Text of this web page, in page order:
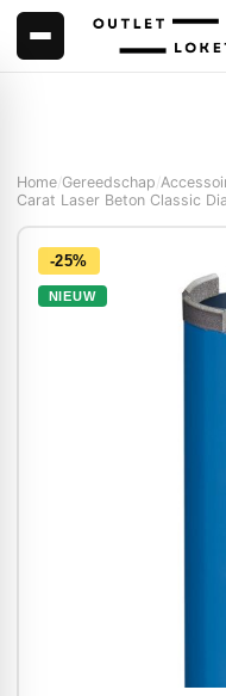
Home Gereedschap
Carat Laser Beton Classic
-25%
NIEUW